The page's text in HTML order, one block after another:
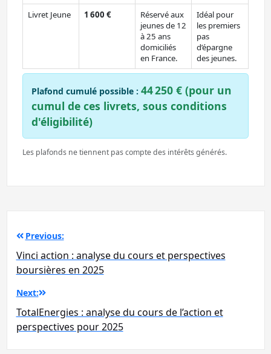
Livret Jeune
1 600 €
Réservé aux
jeunes de 12
à 25 ans
domiciliés
en France.
Idéal pour
les premiers
pas
d’épargne
des jeunes.
Plafond cumulé possible : 44 250 € (pour un
cumul de ces livrets, sous conditions
d'éligibilité)
Les plafonds ne tiennent pas compte des intérêts générés.
Navigation
de
l’article
Previous:
Vinci action : analyse du cours et perspectives
boursières en 2025
Next:
TotalEnergies : analyse du cours de l’action et
perspectives pour 2025